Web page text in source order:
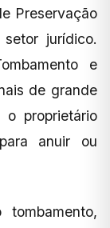
Preservação
jurídico.
e
de grande
proprietário
anuir ou